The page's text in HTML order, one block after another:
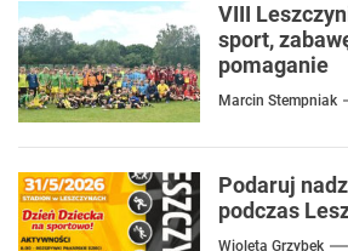
VIII
sport,
pomaganie
Marcin Stempniak
Podaruj
podczas
Wioleta Grzybek